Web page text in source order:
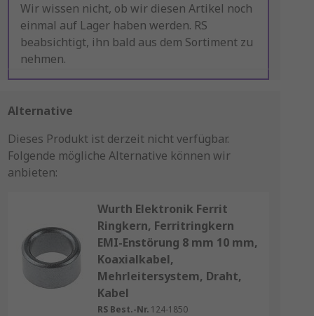
Wir wissen nicht, ob wir diesen Artikel noch
einmal auf Lager haben werden. RS
beabsichtigt, ihn bald aus dem Sortiment zu
nehmen.
Alternative
Dieses Produkt ist derzeit nicht verfügbar.
Folgende mögliche Alternative können wir
anbieten:
Wurth Elektronik Ferrit
Ringkern, Ferritringkern
EMI-Enstörung 8 mm 10 mm,
Koaxialkabel,
Mehrleitersystem, Draht,
Kabel
RS Best.-Nr. 124-1850